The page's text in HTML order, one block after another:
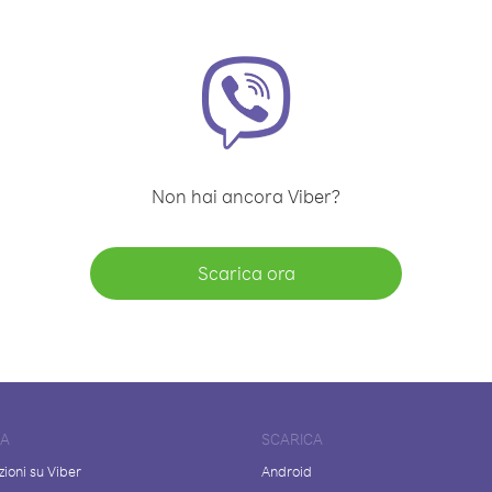
Non hai ancora Viber?
Scarica ora
su Viber
SCARICA
Android